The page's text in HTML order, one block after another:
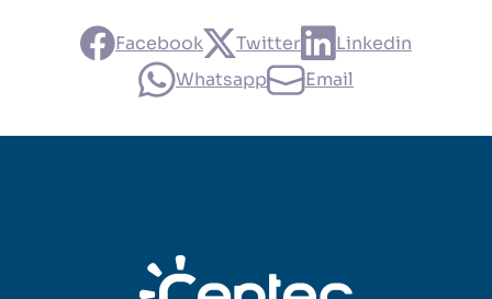
Facebook Twitter
Linkedin
Whatsapp
Email